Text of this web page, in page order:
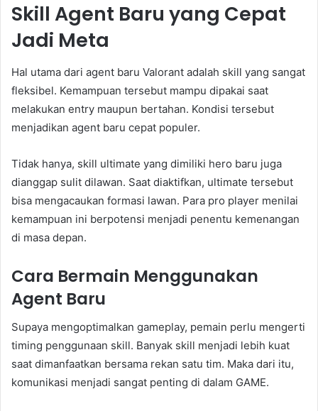
Skill Agent Baru yang Cepat
Jadi Meta
Hal utama dari agent baru Valorant adalah skill yang sangat
fleksibel. Kemampuan tersebut mampu dipakai saat
melakukan entry maupun bertahan. Kondisi tersebut
menjadikan agent baru cepat populer.
Tidak hanya, skill ultimate yang dimiliki hero baru juga
dianggap sulit dilawan. Saat diaktifkan, ultimate tersebut
bisa mengacaukan formasi lawan. Para pro player menilai
kemampuan ini berpotensi menjadi penentu kemenangan
di masa depan.
Cara Bermain Menggunakan
Agent Baru
Supaya mengoptimalkan gameplay, pemain perlu mengerti
timing penggunaan skill. Banyak skill menjadi lebih kuat
saat dimanfaatkan bersama rekan satu tim. Maka dari itu,
komunikasi menjadi sangat penting di dalam GAME.